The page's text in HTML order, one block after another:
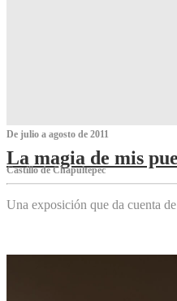
De julio a agosto de 2011
La magia de mis
Castillo de Chapultepec
Una exposición que da cuenta